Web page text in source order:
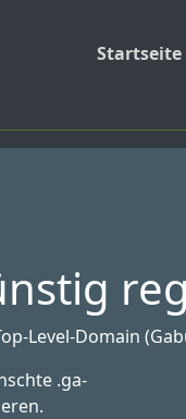
Startseite
Level-Domain
.ga-